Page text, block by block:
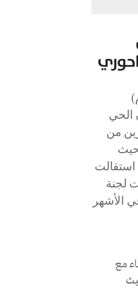
سكان الحي
3 أعضاء آخرين من
استقالت
لجنة
الأشهر
مع
المستقيلة في 2008-6 حيث